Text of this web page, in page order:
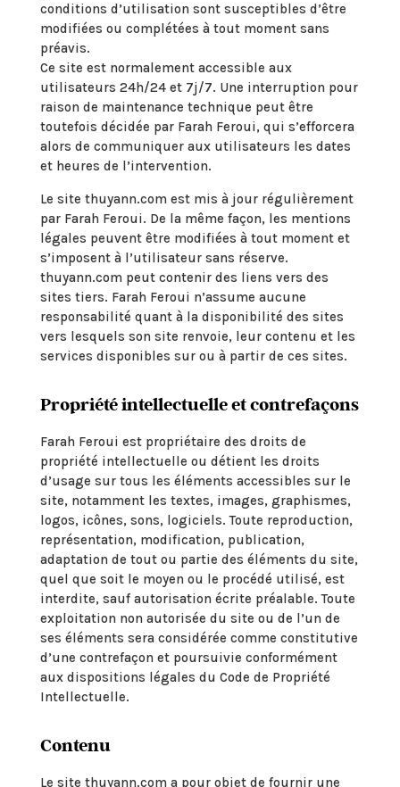
conditions d’utilisation sont susceptibles d’être
modifiées ou complétées à tout moment sans
préavis.
Ce site est normalement accessible aux
utilisateurs 24h/24 et 7j/7. Une interruption pour
raison de maintenance technique peut être
toutefois décidée par Farah Feroui, qui s’efforcera
alors de communiquer aux utilisateurs les dates
et heures de l’intervention.
Le site thuyann.com est mis à jour régulièrement
par Farah Feroui. De la même façon, les mentions
légales peuvent être modifiées à tout moment et
s’imposent à l’utilisateur sans réserve.
thuyann.com peut contenir des liens vers des
sites tiers. Farah Feroui n’assume aucune
responsabilité quant à la disponibilité des sites
vers lesquels son site renvoie, leur contenu et les
services disponibles sur ou à partir de ces sites.
Propriété intellectuelle et contrefaçons
Farah Feroui est propriétaire des droits de
propriété intellectuelle ou détient les droits
d’usage sur tous les éléments accessibles sur le
site, notamment les textes, images, graphismes,
logos, icônes, sons, logiciels. Toute reproduction,
représentation, modification, publication,
adaptation de tout ou partie des éléments du site,
quel que soit le moyen ou le procédé utilisé, est
interdite, sauf autorisation écrite préalable. Toute
exploitation non autorisée du site ou de l’un de
ses éléments sera considérée comme constitutive
d’une contrefaçon et poursuivie conformément
aux dispositions légales du Code de Propriété
Intellectuelle.
Contenu
Le site thuyann.com a pour objet de fournir une